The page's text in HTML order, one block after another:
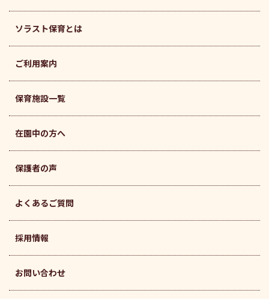
ソラスト保育とは
ご利用案内
保育施設一覧
在園中の方へ
保護者の声
よくあるご質問
採用情報
お問い合わせ